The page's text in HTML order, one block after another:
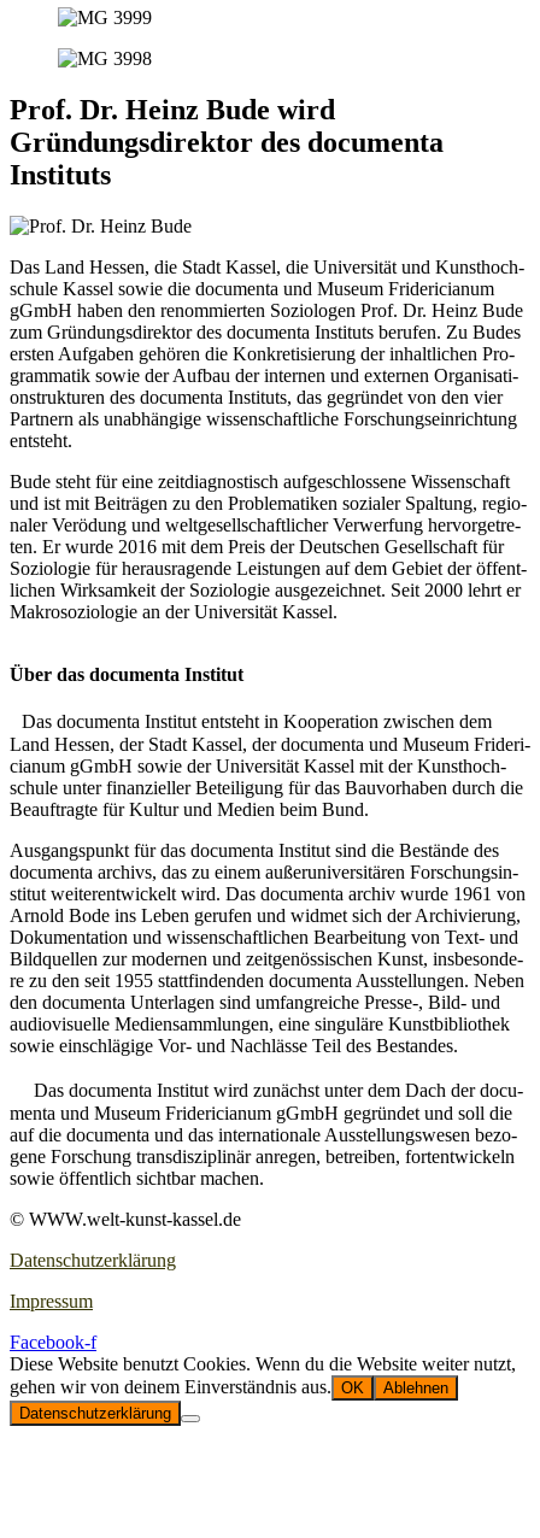
Prof. Dr. Heinz Bude wird
Gründungsdirektor des documenta
Instituts
Das Land Hes­sen, die Stadt Kas­sel, die Uni­ver­si­tät und Kunst­hoch­
schu­le Kas­sel sowie die docu­men­ta und Muse­um Fri­de­ri­cia­num
gGmbH haben den renom­mier­ten Sozio­lo­gen Prof. Dr. Heinz Bude
zum Grün­dungs­di­rek­tor des docu­men­ta Insti­tuts beru­fen. Zu Budes
ers­ten Auf­ga­ben gehö­ren die Kon­kre­ti­sie­rung der inhalt­li­chen Pro­
gram­ma­tik sowie der Auf­bau der inter­nen und exter­nen Orga­ni­sa­ti­
ons­truk­tu­ren des docu­men­ta Insti­tuts, das gegrün­det von den vier
Part­nern als unab­hän­gi­ge wis­sen­schaft­li­che Forschungs­einrichtung
entsteht.
Bude steht für eine zeit­dia­gnos­tisch auf­ge­schlos­se­ne Wis­sen­schaft
und ist mit Bei­trä­gen zu den Pro­ble­ma­ti­ken sozia­ler Spal­tung, regio­
na­ler Ver­ödung und welt­ge­sell­schaft­li­cher Ver­wer­fung her­vor­ge­tre­
ten. Er wur­de 2016 mit dem Preis der Deut­schen Gesell­schaft für
Sozio­lo­gie für her­aus­ra­gen­de Leis­tun­gen auf dem Gebiet der öffent­
li­chen Wirk­sam­keit der Sozio­lo­gie aus­ge­zeich­net. Seit 2000 lehrt er
Makro­so­zio­lo­gie an der Uni­ver­si­tät Kassel.
Über das docu­men­ta Insti­tut
Das docu­men­ta Insti­tut ent­steht in Koope­ra­ti­on zwi­schen dem
Land Hes­sen, der Stadt Kas­sel, der docu­men­ta und Muse­um Fri­de­ri­
cia­num gGmbH sowie der Uni­ver­si­tät Kas­sel mit der Kunst­hoch­
schu­le unter finan­zi­el­ler Betei­li­gung für das Bau­vor­ha­ben durch die
Beauf­trag­te für Kul­tur und Medi­en beim Bund.
Aus­gangs­punkt für das docu­men­ta Insti­tut sind die Bestän­de des
docu­men­ta archivs, das zu einem außer­uni­ver­si­tä­ren For­schungs­in­
sti­tut wei­ter­ent­wi­ckelt wird. Das docu­men­ta archiv wur­de 1961 von
Arnold Bode ins Leben geru­fen und wid­met sich der Archi­vie­rung,
Doku­men­ta­ti­on und wis­sen­schaft­li­chen Bear­bei­tung von Text- und
Bild­quel­len zur moder­nen und zeit­ge­nös­si­schen Kunst, ins­be­son­de­
re zu den seit 1955 statt­fin­den­den docu­men­ta Aus­stel­lun­gen. Neben
den docu­men­ta Unter­la­gen sind umfang­rei­che Presse‑, Bild- und
audio­vi­su­el­le Medi­en­samm­lun­gen, eine sin­gu­lä­re Kunst­bi­blio­thek
sowie ein­schlä­gi­ge Vor- und Nach­läs­se Teil des Bestandes.
Das docu­men­ta Insti­tut wird zunächst unter dem Dach der docu­
men­ta und Muse­um Fri­de­ri­cia­num gGmbH gegrün­det und soll die
auf die docu­men­ta und das inter­na­tio­na­le Aus­stel­lungs­we­sen bezo­
ge­ne For­schung trans­dis­zi­pli­när anre­gen, betrei­ben, fort­ent­wi­ckeln
sowie öffent­lich sicht­bar machen.
© WWW.welt-kunst-kassel.de
Datenschutzerklärung
Impressum
Facebook-f
Diese Website benutzt Cookies. Wenn du die Website weiter nutzt,
gehen wir von deinem Einverständnis aus. OK
Ablehnen
Datenschutzerklärung